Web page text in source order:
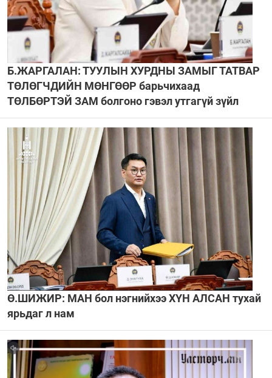
Б.ЖАРГАЛАН: ТУУЛЫН ХУРДНЫ ЗАМЫГ ТАТВАР
ТӨЛӨГЧДИЙН МӨНГӨӨР барьчихаад
ТӨЛБӨРТЭЙ ЗАМ болгоно гэвэл утгагүй зүйл
Ө.ШИЖИР: МАН бол нэгнийхээ ХҮН АЛСАН тухай
ярьдаг л нам